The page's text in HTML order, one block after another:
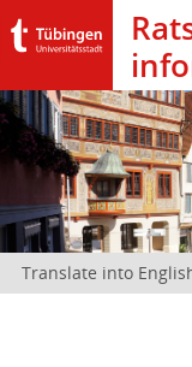
Translate into